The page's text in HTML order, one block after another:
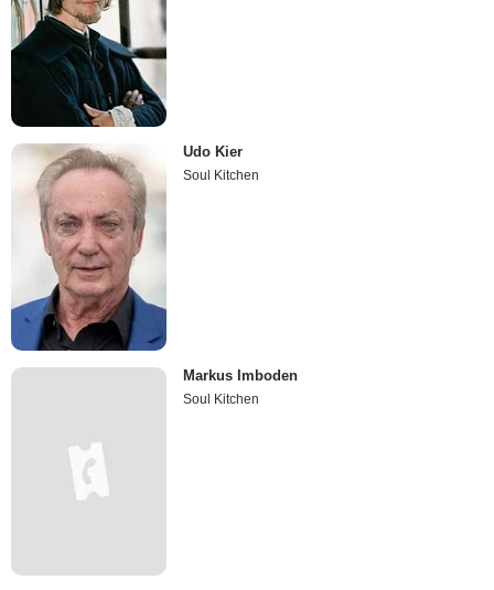
Udo Kier
Soul Kitchen
Markus Imboden
Soul Kitchen